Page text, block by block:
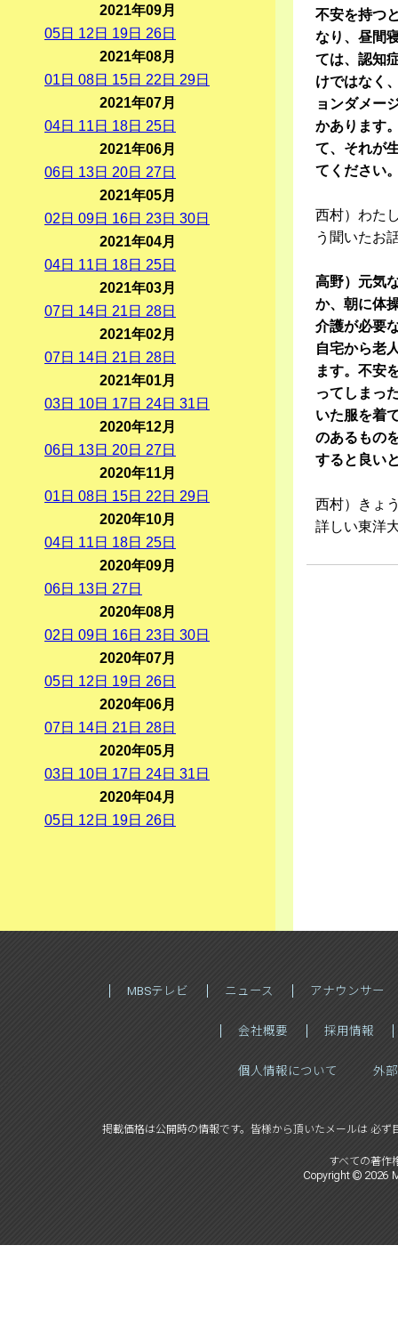
不安を持つ
なり、昼間
ては、認知
けではなく
ョンダメー
かあります
て、それが
てください
西村）わた
う聞いたお
高野）元気
か、朝に体
介護が必要
自宅から老
ます。不安
ってしまっ
いた服を着
のあるもの
すると良い
西村）きょ
詳しい東洋
2021年09月
05日 12 日 19日 26日
2021年08月
01 日 08日 15日 22 日 29日
2021年07月
04日 11 日 18日 25日
2021年06月
06日 13日 20日 27日
2021年05月
02 日 09日 16日 23日 30日
2021年04月
04日 11 日 18日 25日
2021年03月
07日 14日 21 日 28日
2021年02月
07日 14日 21 日 28日
2021年01月
03日 10日 17日 24日 31 日
2020年12月
06日 13日 20日 27日
2020年11月
01 日 08日 15日 22 日 29日
2020年10月
04日 11 日 18日 25日
2020年09月
06日 13日 27日
2020年08月
02 日 09日 16日 23日 30日
2020年07月
05日 12 日 19日 26日
2020年06月
07日 14日 21 日 28日
2020年05月
03日 10日 17日 24日 31 日
2020年04月
05日 12 日 19日 26日
MBSテレビ ニュース アナウンサー
会社概要 採用情報
個人情報について 外
掲載価格は公開時の情報です。皆様から頂いたメールは 必ず
すべての著作
Copyright © 2026